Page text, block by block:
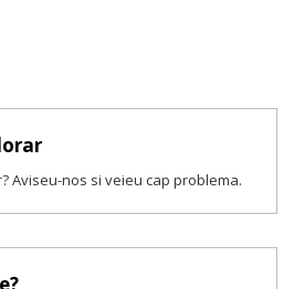
Aviseu-nos si veieu cap problema.